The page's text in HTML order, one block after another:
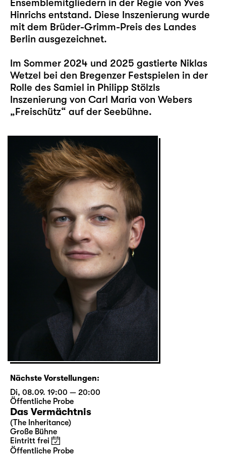
Ensemblemitgliedern in der Regie von Yves
Hinrichs entstand. Diese Inszenierung wurde
mit dem Brüder-Grimm-Preis des Landes
Berlin ausgezeichnet.
Im Sommer 2024 und 2025 gastierte Niklas
Wetzel bei den Bregenzer Festspielen in der
Rolle des Samiel in Philipp Stölzls
Inszenierung von Carl Maria von Webers
„Freischütz“ auf der Seebühne.
Nächste Vorstellungen:
Di, 08.09. 19:00 — 20:00
Öffentliche Probe
Das Vermächtnis
(The Inheritance)
Große Bühne
Eintritt frei
Öffentliche Probe